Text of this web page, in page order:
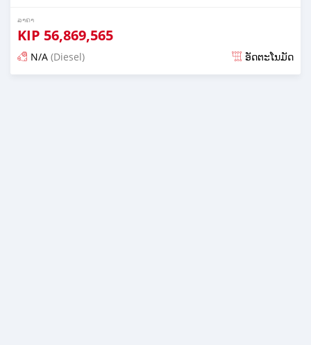
ລາຄາ
KIP 56,869,565
N/A (Diesel) ອັດຕະໂນມັດ